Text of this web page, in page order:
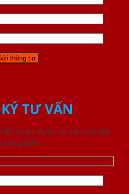
TƯ VẤN
để nhận được tư vấn chi tiết
sản phẩm